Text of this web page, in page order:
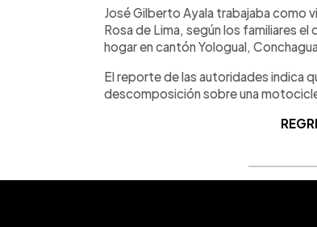
José Gilberto Ayala trabajaba como
Rosa de Lima, según los familiares el
hogar en cantón Yologual,
El reporte de las autoridades indica
descomposición sobre una